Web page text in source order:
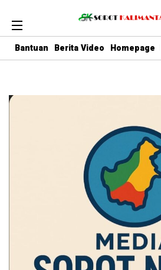
Bantuan Berita Video Homepage